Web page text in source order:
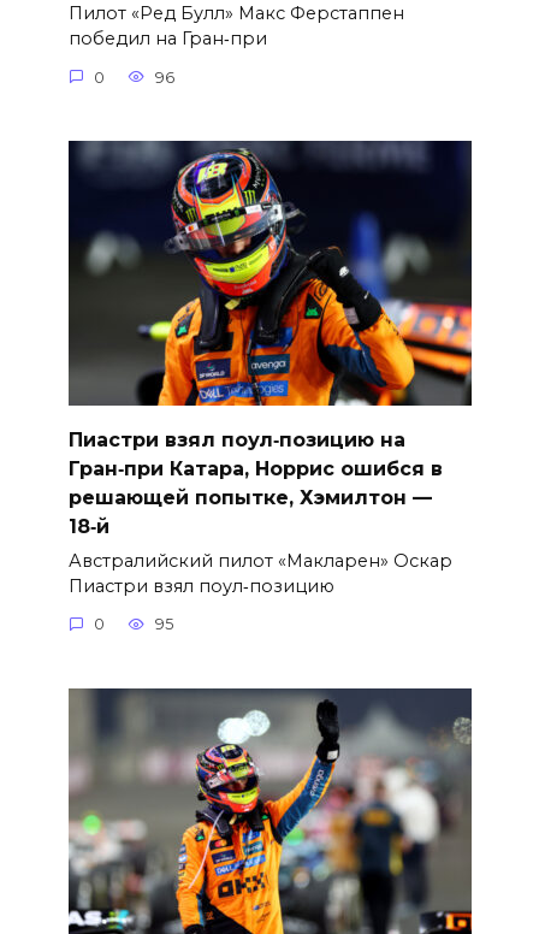
Пилот «Ред Булл» Макс Ферстаппен
победил на Гран‑при
0 96
Пиастри взял поул‑позицию на
Гран‑при Катара, Норрис ошибся в
решающей попытке, Хэмилтон —
18‑й
Австралийский пилот «Макларен» Оскар
Пиастри взял поул‑позицию
0 95